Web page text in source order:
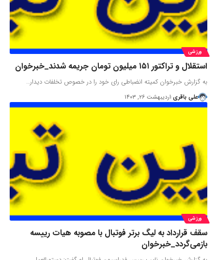
ورزشی
استقلال و تراکتور ۱۵۱ میلیون تومان جریمه شدند_خبرخوان
به گزارش خبرخوان کمیته انضباطی رای خود را در خصوص تخلفات دیدار…
علی باقری اردیبهشت ۲۶, ۱۴۰۳
ورزشی
سقف قرارداد به لیگ برتر فوتبال با مصوبه هیات رییسه
بازمی‌گردد_خبرخوان